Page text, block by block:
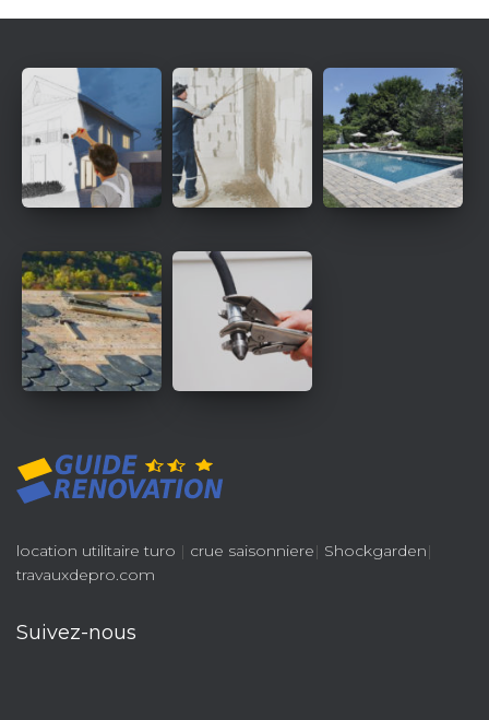
location utilitaire turo | crue saisonniere| Shockgarden|
travauxdepro.com
Suivez-nous